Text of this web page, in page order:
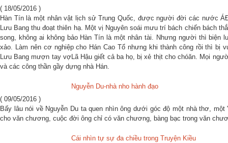
( 18/05/2016 )
Hàn Tín là một nhân vật lịch sử Trung Quốc, được người đời các nước
Lưu Bang thu đoạt thiên hạ. Một vị Nguyên soái mưu trí bách chiến bách
song, không ai không bảo Hàn Tín là một nhân tài. Nhưng người thì biện
xảo. Làm nên cơ nghiệp cho Hán Cao Tổ nhưng khi thành công rồi thì bị
Lưu Bang mượn tay vợLã Hậu giết cả ba họ, bị xẻ thịt cho chóăn. Mọi
và các công thần gầy dựng nhà Hán.
Nguyễn Du-nhà nho hành đạo
( 09/05/2016 )
Bấy lâu nói về Nguyễn Du ta quen nhìn ông dưới góc độ một nhà thơ,
cho văn chương, cuộc đời ông chỉ có văn chương, bàng bạc trong văn
Cái nhìn tự sự đa chiều trong Truyện Kiều